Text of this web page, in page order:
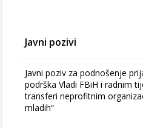
Javni pozivi
Javni poziv za podnošenje
podrška Vladi FBiH i radnim
transferi neprofitnim
mladih“